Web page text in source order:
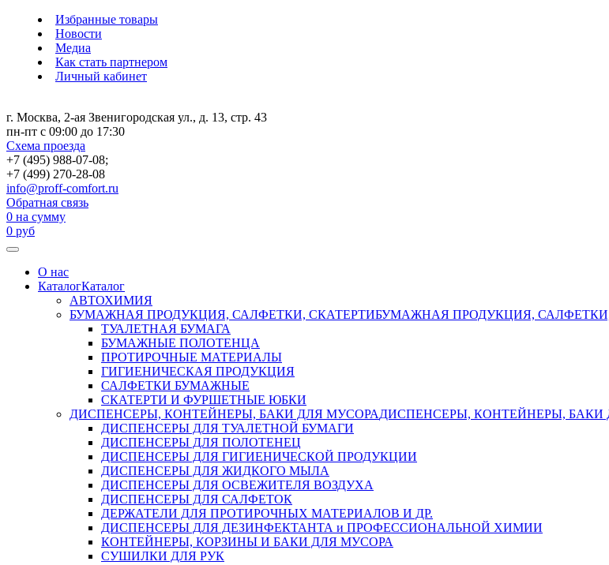
Избранные товары
Новости
Медиа
Как стать партнером
Личный кабинет
г. Москва, 2-ая Звенигородская ул., д. 13, стр. 43
пн-пт с 09:00 до 17:30
Схема проезда
+7 (495) 988-07-08;
+7 (499) 270-28-08
info@proff-comfort.ru
Обратная связь
0 на сумму
0 руб
О нас
КаталогКаталог
АВТОХИМИЯ
БУМАЖНАЯ ПРОДУКЦИЯ, САЛФЕТКИ, СКАТЕРТИБУМАЖНАЯ ПРОДУКЦИЯ,
ТУАЛЕТНАЯ БУМАГА
БУМАЖНЫЕ ПОЛОТЕНЦА
ПРОТИРОЧНЫЕ МАТЕРИАЛЫ
ГИГИЕНИЧЕСКАЯ ПРОДУКЦИЯ
САЛФЕТКИ БУМАЖНЫЕ
СКАТЕРТИ И ФУРШЕТНЫЕ ЮБКИ
ДИСПЕНСЕРЫ, КОНТЕЙНЕРЫ, БАКИ ДЛЯ МУСОРАДИСПЕНСЕРЫ, КОНТЕЙНЕРЫ, БАКИ
ДИСПЕНСЕРЫ ДЛЯ ТУАЛЕТНОЙ БУМАГИ
ДИСПЕНСЕРЫ ДЛЯ ПОЛОТЕНЕЦ
ДИСПЕНСЕРЫ ДЛЯ ГИГИЕНИЧЕСКОЙ ПРОДУКЦИИ
ДИСПЕНСЕРЫ ДЛЯ ЖИДКОГО МЫЛА
ДИСПЕНСЕРЫ ДЛЯ ОСВЕЖИТЕЛЯ ВОЗДУХА
ДИСПЕНСЕРЫ ДЛЯ САЛФЕТОК
ДЕРЖАТЕЛИ ДЛЯ ПРОТИРОЧНЫХ МАТЕРИАЛОВ И ДР.
ДИСПЕНСЕРЫ ДЛЯ ДЕЗИНФЕКТАНТА и ПРОФЕССИОНАЛЬНОЙ ХИМИИ
КОНТЕЙНЕРЫ, КОРЗИНЫ И БАКИ ДЛЯ МУСОРА
СУШИЛКИ ДЛЯ РУК